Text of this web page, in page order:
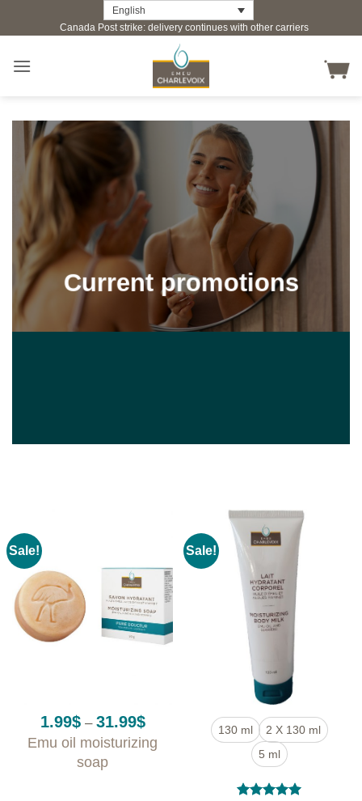
English
Canada Post strike: delivery continues with other carriers
Current promotions
Sale!
1.99$ – 31.99$Price
1.99$
Emu oil moisturizing
soap
Sale!
130 ml
2 X 130 ml
5 ml